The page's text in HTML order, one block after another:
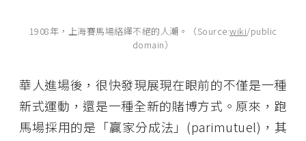
1908年，上海賽馬場絡繹不絕的人潮。（Source:wiki/public
domain）
華人進場後，很快發現展現在眼前的不僅是一種
新式運動，還是一種全新的賭博方式。原來，跑
馬場採用的是「贏家分成法」(pari­mutuel)，其